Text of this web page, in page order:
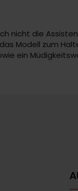
nicht die
Modell zum
ein